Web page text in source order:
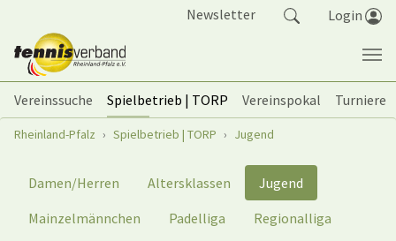
Newsletter Login
Vereinssuche Spielbetrieb | TORP Vereinspokal
Turniere
Sie sind hier:
Rheinland-Pfalz Spielbetrieb | TORP Jugend
Damen/Herren Altersklassen
Jugend
Mainzelmännchen
Padelliga
Regionalliga